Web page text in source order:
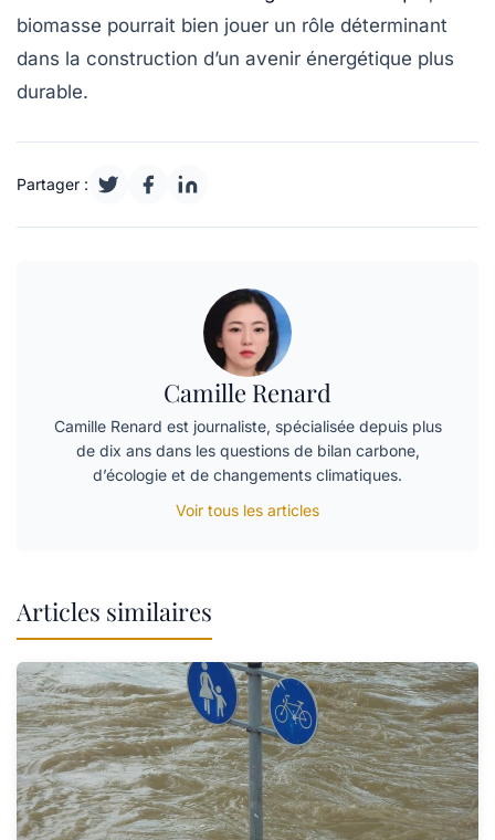
biomasse pourrait bien jouer un rôle déterminant
dans la construction d’un avenir énergétique plus
durable.
Partager :
Camille Renard
Camille Renard est journaliste, spécialisée depuis plus
de dix ans dans les questions de bilan carbone,
d’écologie et de changements climatiques.
Voir tous les articles
Articles similaires